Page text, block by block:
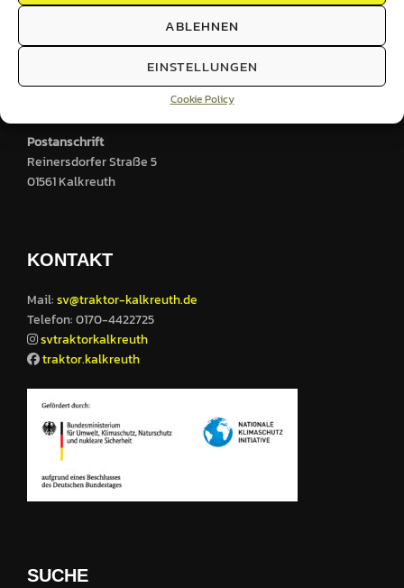
ABLEHNEN
EINSTELLUNGEN
Cookie Policy
HIER FINDEST DU UNS
Großenhainer Straße 2
Postanschrift
Reinersdorfer Straße 5
01561 Kalkreuth
KONTAKT
Mail:sv@traktor-kalkreuth.de
Telefon: 0170-4422725
svtraktorkalkreuth
traktor.kalkreuth
SUCHE